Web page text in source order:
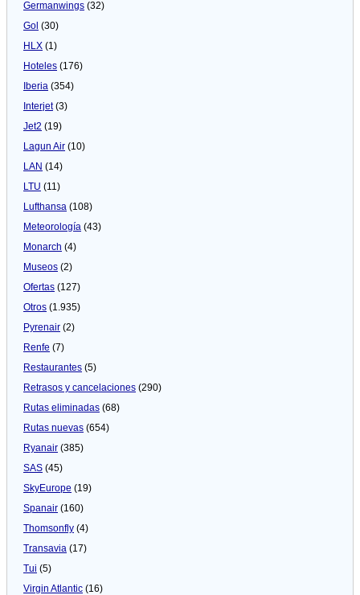
Germanwings (32)
Gol (30)
HLX (1)
Hoteles (176)
Iberia (354)
Interjet(3)
Jet2 (19)
Lagun Air (10)
LAN (14)
LTU (11)
Lufthansa (108)
Meteorologí­a (43)
Monarch (4)
Museos (2)
Ofertas (127)
Otros (1.935)
Pyrenair (2)
Renfe (7)
Restaurantes (5)
Retrasos y cancelaciones (290)
Rutas eliminadas (68)
Rutas nuevas (654)
Ryanair (385)
SAS (45)
SkyEurope (19)
Spanair (160)
Thomsonfly (4)
Transavia (17)
Tui (5)
Virgin Atlantic (16)